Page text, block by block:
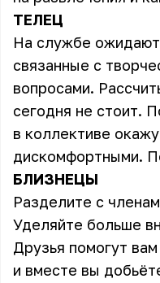
ТЕЛЕЦ
На службе
связанные с
вопросами.
сегодня не стоит.
в коллективе
дискомфортными.
БЛИЗНЕЦЫ
Разделите с
Уделяйте больше
Друзья помогут
и вместе вы